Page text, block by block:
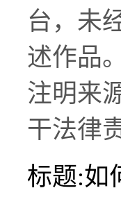
台，未
述作品
注明来
干法律
标题:如